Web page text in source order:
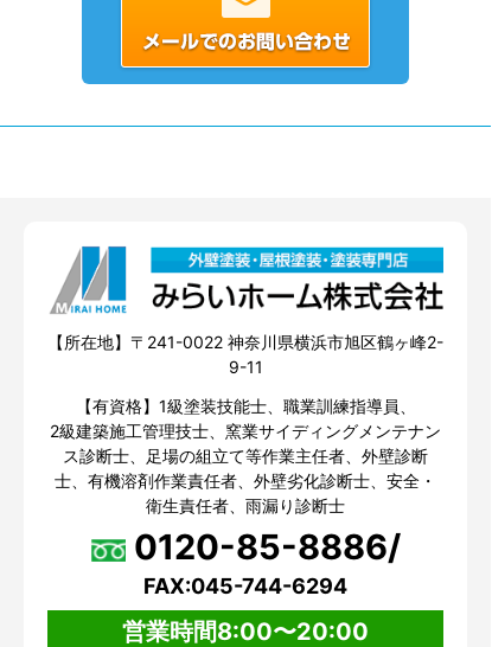
【所在地】〒241-0022 神奈川県横浜市旭区鶴ヶ峰2-
9-11
【有資格】1級塗装技能士、職業訓練指導員、
2級建築施工管理技士、窯業サイディングメンテナン
ス診断士、足場の組立て等作業主任者、外壁診断
士、有機溶剤作業責任者、外壁劣化診断士、安全・
衛生責任者、雨漏り診断士
0120-85-8886/
FAX:045-744-6294
営業時間8:00〜20:00